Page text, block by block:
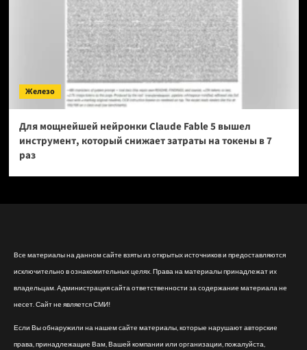
Железо
Для мощнейшей нейронки Claude Fable 5 вышел
инструмент, который снижает затраты на токены в 7
раз
Все материалы на данном сайте взяты из открытых источников и предоставляются
исключительно в ознакомительных целях. Права на материалы принадлежат их
владельцам. Администрация сайта ответственности за содержание материала не
несет. Сайт не является СМИ!
Если Вы обнаружили на нашем сайте материалы, которые нарушают авторские
права, принадлежащие Вам, Вашей компании или организации, пожалуйста,